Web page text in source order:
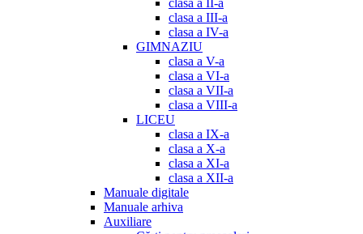
clasa a II-a
clasa a III-a
clasa a IV-a
GIMNAZIU
clasa a V-a
clasa a VI-a
clasa a VII-a
clasa a VIII-a
LICEU
clasa a IX-a
clasa a X-a
clasa a XI-a
clasa a XII-a
Manuale digitale
Manuale arhiva
Auxiliare